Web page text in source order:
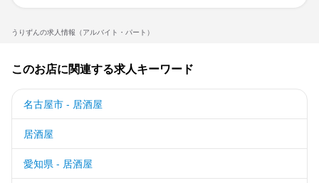
うりずんの求人情報（アルバイト・パート）
このお店に関連する求人キーワード
名古屋市 - 居酒屋
居酒屋
愛知県 - 居酒屋